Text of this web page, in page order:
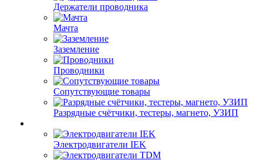
Держатели проводника
Мачта
Заземление
Проводники
Сопутствующие товары
Разрядные счётчики, тестеры, магнето, УЗИП
Электродвигатели IEK